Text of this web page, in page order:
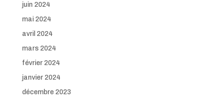
juin 2024
mai 2024
avril 2024
mars 2024
février 2024
janvier 2024
décembre 2023